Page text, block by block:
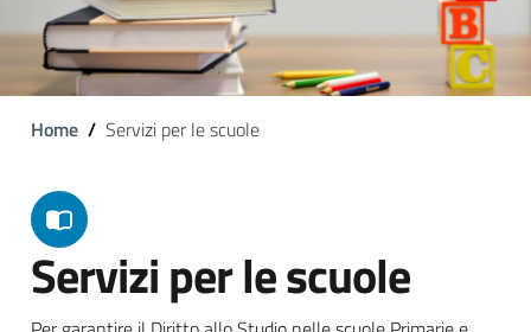
Home Servizi per le scuole
Servizi per le scuole